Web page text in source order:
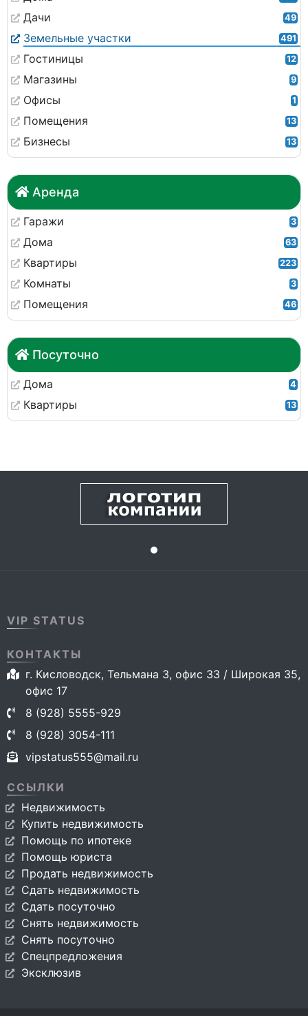
Дачи 49
Земельные участки 491
Гостиницы 12
Магазины 9
Офисы 1
Помещения 13
Бизнесы 13
Аренда
Гаражи 3
Дома 63
Квартиры 223
Комнаты 3
Помещения 46
Посуточно
Дома 4
Квартиры 13
VIP STATUS
КОНТАКТЫ
г. Кисловодск, Тельмана 3, офис 33 / Широкая 35,
офис 17
8 (928) 5555-929
8 (928) 3054-111
vipstatus555@mail.ru
ССЫЛКИ
Недвижимость
Купить недвижимость
Помощь по ипотеке
Помощь юриста
Продать недвижимость
Сдать недвижимость
Сдать посуточно
Снять недвижимость
Снять посуточно
Спецпредложения
Эксклюзив